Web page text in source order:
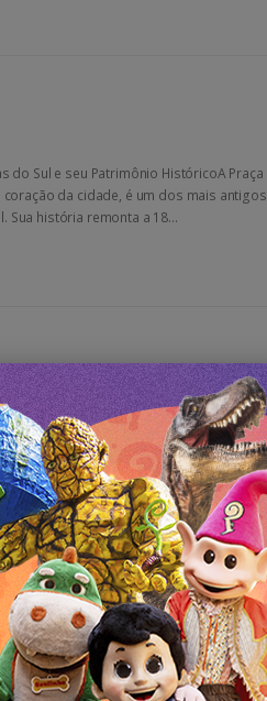
do Sul e seu Patrimônio HistóricoA Praça
da cidade, é um dos mais antigos
Sua história remonta a 18...